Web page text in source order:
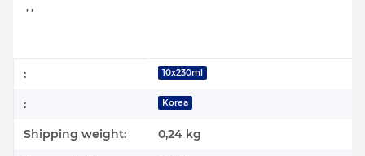
, ,
: 10x230ml
: Korea
Shipping weight: 0,24 kg